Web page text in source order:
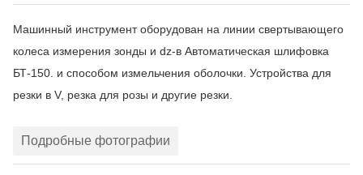
Машинный инструмент оборудован на линии свертывающего
колеса измерения зонды и dz-в Автоматическая шлифовка
БТ-150. и способом измельчения оболочки. Устройства для
резки в V, резка для розы и другие резки.
Подробные фотографии